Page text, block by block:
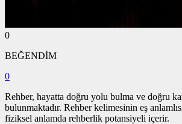
0
BEĞENDİM
0
Rehber, hayatta doğru yolu bulma ve doğru
bulunmaktadır. Rehber kelimesinin eş
fiziksel anlamda rehberlik potansiyeli içerir.